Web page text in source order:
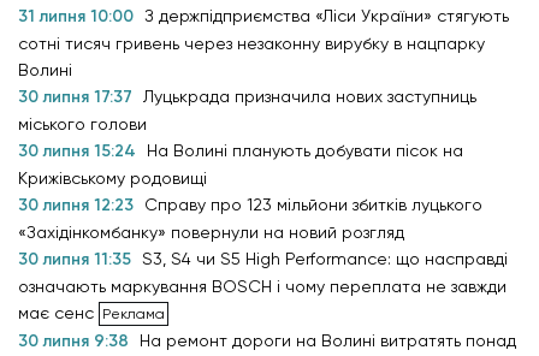
31 липня 10:00 З держпідприємства «Ліси України» стягують
сотні тисяч гривень через незаконну вирубку в нацпарку
Волині
30 липня 17:37
Луцькрада призначила нових заступниць
міського голови
30 липня 15:24
На Волині планують добувати пісок на
Крижівському родовищі
30 липня 12:23
Справу про 123 мільйони збитків луцького
«Західінкомбанку» повернули на новий розгляд
30 липня 11:35 S3, S4 чи S5 High Performance: що насправді
означають маркування BOSCH і чому переплата не завжди
має сенс
30 липня 9:38
На ремонт дороги на Волині витратять понад